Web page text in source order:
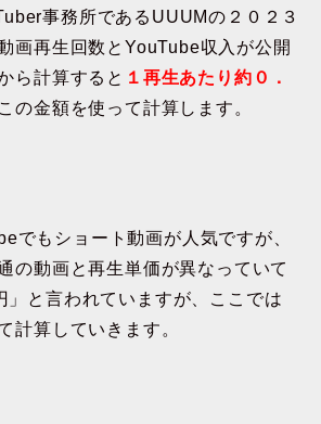
事務所であるUUUMの２０２３
画再生回数とYouTube収入が公開
ら計算すると １再生あたり約０．
の金額を使って計算します。
でもショート動画が人気ですが、
の動画と再生単価が異なっていて
」と言われていますが、ここでは
計算していきます。